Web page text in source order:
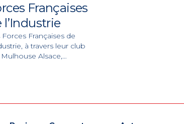
Françaises
l’Industrie
Forces Françaises de
à travers leur club
Mulhouse Alsace,
et le